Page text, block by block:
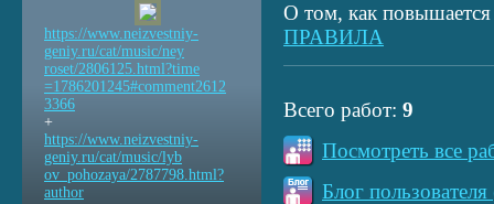
О том, как повышается
ПРАВИЛА
Всего работ: 9
Посмотреть все
Блог
https://www.neizvestniy-
geniy.ru/cat/music/ney
roset/2806125.html?time
=1786201245#comment2612
3366
+
https://www.neizvestniy-
geniy.ru/cat/music/lyb
ov_pohozaya/2787798.html?
author